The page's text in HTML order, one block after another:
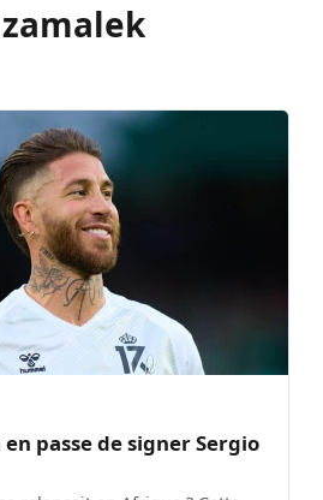
zamalek
passe de signer Sergio